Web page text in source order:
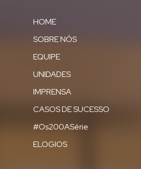
HOME
SOBRE NÓS
EQUIPE
UNIDADES
IMPRENSA
CASOS DE SUCESSO
#Os200ASérie
ELOGIOS